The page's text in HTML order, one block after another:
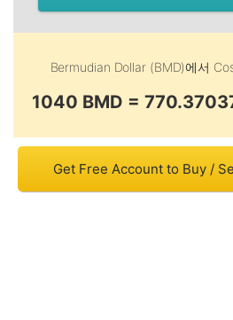
Bermudian Dollar (BMD)에서
1040 BMD =
Get Free Account to Buy /